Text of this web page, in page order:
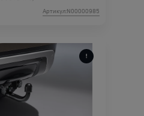
Артикул:N00000985